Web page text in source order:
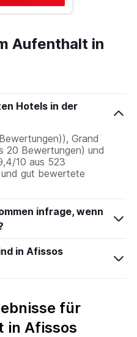
Aufenthalt in
Hotels in der
Grand
20 Bewertungen) und
10 aus 523
gut bewertete
infrage, wenn
in Afissos
für
in Afissos